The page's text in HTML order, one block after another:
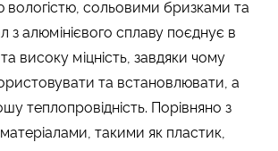
сольовими бризками та
з алюмінієвого сплаву поєднує в
високу міцність, завдяки чому
та встановлювати, а
теплопровідність. Порівняно з
такими як пластик,